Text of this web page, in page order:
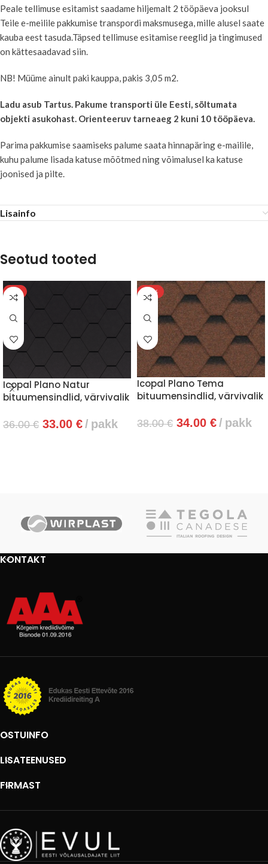
Peale tellimuse esitamist saadame hiljemalt 2 tööpäeva jooksul
Teile e-meilile pakkumise transpordi maksmusega, mille alusel saate
kauba eest tasuda.Täpsed tellimuse esitamise reeglid ja tingimused
on kättesaadavad siin.
NB! Müüme ainult paki kauppa, pakis 3,05 m2.
Ladu asub Tartus. Pakume transporti üle Eesti, sõltumata
objekti asukohast. Orienteeruv tarneaeg 2 kuni 10 tööpäeva.
Parima pakkumise saamiseks palume saata hinnapäring e-mailile,
kuhu palume lisada katuse mõõtmed ning võimalusel ka katuse
joonised ja pilte.
Lisainfo
Seotud tooted
-8%
Icopal Plano Natur
bituumensindlid, värvivalik
36.00€ 33.00 € pakk
-11%
Icopal Plano Tema
bituumensindlid, värvivalik
38.00€ 34.00 € pakk
KONTAKT
OSTUINFO
LISATEENUSED
FIRMAST